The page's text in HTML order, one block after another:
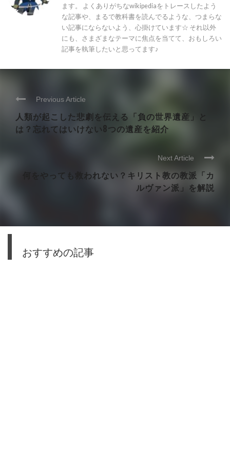
ます。 よくありがちなwikipediaをトレースしたよう
な記事や、まるで教科書を読んでるような、つまらな
い記事にならないよう、心掛けています☆ それ以外
にも、さまざまなテーマに焦点を当てて、おもしろい
記事を執筆したいと思ってます♪
Previous Article
人類が起こした悲劇を伝える「負の世界遺産」と
は？忘れてはいけない8つの遺産を紹介
Next Article
何をやっても救われない？キリスト教の教派「カ
ルヴァン派」を解説
おすすめの記事